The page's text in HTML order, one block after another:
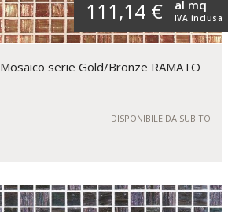
111,14 € IVA inclusa
al mq
Mosaico serie Gold/Bronze RAMATO
DISPONIBILE DA SUBITO